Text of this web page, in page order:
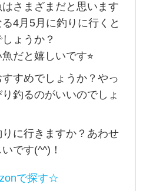
さまざまだと思います
4月5月に釣りに行くと
ょうか？
だと嬉しいです⭐︎
すめでしょうか？やっ
釣るのがいいのでしょ
に行きますか？あわせ
です(^^)！
で探す☆